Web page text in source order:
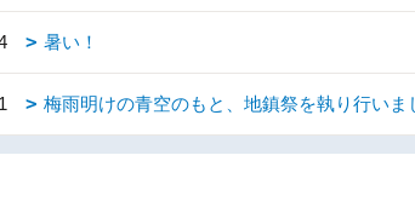
暑い！
梅雨明けの青空のもと、地鎮祭を執り行いま